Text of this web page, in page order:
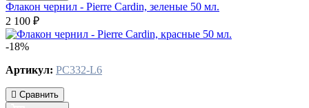
Флакон чернил - Pierre Cardin, зеленые 50 мл.
2 100 ₽
-18%
Артикул: PC332-L6
Сравнить